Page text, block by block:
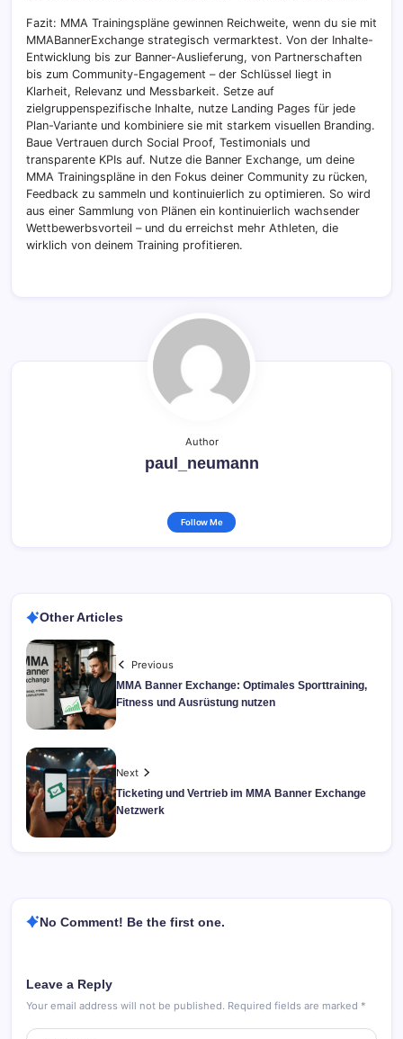
Fazit: MMA Trainingspläne gewinnen Reichweite, wenn du sie mit
MMABannerExchange strategisch vermarktest. Von der Inhalte-
Entwicklung bis zur Banner-Auslieferung, von Partnerschaften
bis zum Community-Engagement – der Schlüssel liegt in
Klarheit, Relevanz und Messbarkeit. Setze auf
zielgruppenspezifische Inhalte, nutze Landing Pages für jede
Plan-Variante und kombiniere sie mit starkem visuellen Branding.
Baue Vertrauen durch Social Proof, Testimonials und
transparente KPIs auf. Nutze die Banner Exchange, um deine
MMA Trainingspläne in den Fokus deiner Community zu rücken,
Feedback zu sammeln und kontinuierlich zu optimieren. So wird
aus einer Sammlung von Plänen ein kontinuierlich wachsender
Wettbewerbsvorteil – und du erreichst mehr Athleten, die
wirklich von deinem Training profitieren.
Author
paul_neumann
Follow Me
Other Articles
Previous
MMA Banner Exchange: Optimales Sporttraining,
Fitness und Ausrüstung nutzen
Next
Ticketing und Vertrieb im MMA Banner Exchange
Netzwerk
No Comment! Be the first one.
Leave a Reply
Your email address will not be published. Required fields are marked *